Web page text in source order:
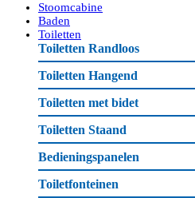
Stoomcabine
Baden
Toiletten
Toiletten Randloos
Toiletten Hangend
Toiletten met bidet
Toiletten Staand
Bedieningspanelen
Toiletfonteinen